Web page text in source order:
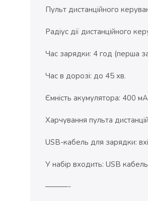
Пульт дистанційного
Радіус дії дистанційного
Час зарядки: 4 год (перша
Час в дорозі: до 45 хв.
Ємність акумулятора: 400
Харчування пульта
USB-кабель для зарядки:
У набір входить: USB
———-